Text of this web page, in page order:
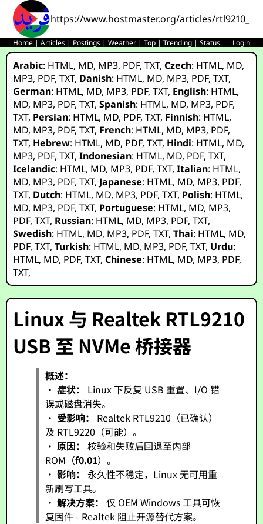
https://www.hostmaster.org/articles/
Home |Articles | Postings |Weather |Top |Trending |Status Login
Arabic: HTML, MD, MP3, PDF,TXT,Czech: HTML, MD,
MP3, PDF,TXT, Danish: HTML, MD, MP3, PDF,TXT,
German: HTML, MD, MP3, PDF,TXT, English: HTML,
MD, MP3, PDF,TXT,Spanish: HTML, MD, MP3, PDF,
TXT, Persian: HTML, MD, PDF,TXT, Finnish: HTML,
MD, MP3, PDF,TXT, French: HTML, MD, MP3, PDF,
TXT, Hebrew: HTML, MD, PDF,TXT, Hindi: HTML, MD,
MP3, PDF,TXT,Indonesian: HTML, MD, PDF,TXT,
Icelandic: HTML, MD, MP3, PDF,TXT,Italian: HTML,
MD, MP3, PDF,TXT, Japanese: HTML, MD, MP3, PDF,
TXT, Dutch: HTML, MD, MP3, PDF,TXT, Polish: HTML,
MD, MP3, PDF,TXT, Portuguese: HTML, MD, MP3,
PDF,TXT, Russian: HTML, MD, MP3, PDF,TXT,
Swedish: HTML, MD, MP3, PDF,TXT,Thai: HTML, MD,
PDF,TXT,Turkish: HTML, MD, MP3, PDF,TXT, Urdu:
HTML, MD, PDF,TXT,Chinese: HTML, MD, MP3, PDF,
TXT,
Linux 与 Realtek RTL9210
USB 至 NVMe 桥接器
概述：
•症状：
Linux 下反复 USB 重置、I/O 错
误或磁盘消失。
•受影响：
Realtek RTL9210（已确认）
及 RTL9220（可能）。
•原因： 校验和失败后回退至内部
ROM（f0.01）。
•影响： 永久性不稳定，Linux 无可用重
新刷写工具。
•解决方案： 仅 OEM Windows 工具可恢
复固件 - Realtek 阻止开源替代方案。